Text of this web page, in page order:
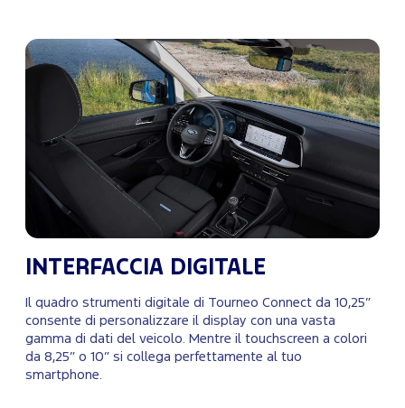
INTERFACCIA DIGITALE
Il quadro strumenti digitale di Tourneo Connect da 10,25”
consente di personalizzare il display con una vasta
gamma di dati del veicolo. Mentre il touchscreen a colori
da 8,25” o 10” si collega perfettamente al tuo
smartphone.